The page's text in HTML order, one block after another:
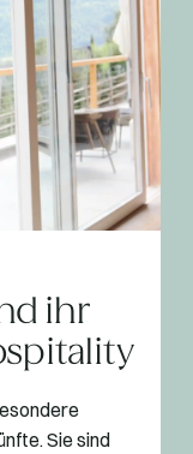
ihr
Sie sind